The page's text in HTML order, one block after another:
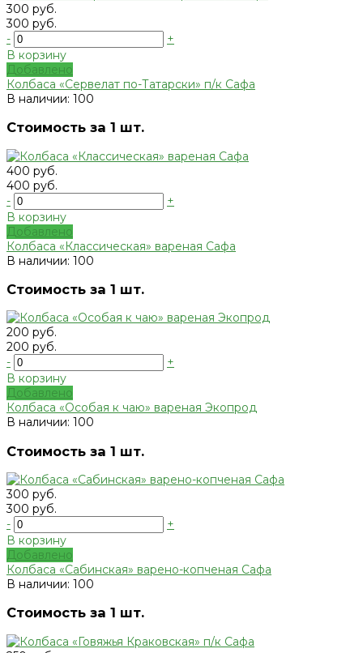
300 руб.
300 руб.
-
+
В корзину
Добавлено
Колбаса «Сервелат по-Татарски» п/к Сафа
В наличии: 100
Стоимость за 1 шт.
400 руб.
400 руб.
-
+
В корзину
Добавлено
Колбаса «Классическая» вареная Сафа
В наличии: 100
Стоимость за 1 шт.
200 руб.
200 руб.
-
+
В корзину
Добавлено
Колбаса «Особая к чаю» вареная Экопрод
В наличии: 100
Стоимость за 1 шт.
300 руб.
300 руб.
-
+
В корзину
Добавлено
Колбаса «Сабинская» варено-копченая Сафа
В наличии: 100
Стоимость за 1 шт.